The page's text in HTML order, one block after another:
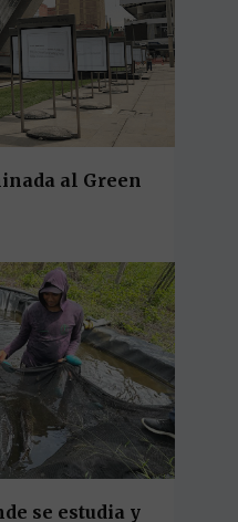
al Green
se estudia y